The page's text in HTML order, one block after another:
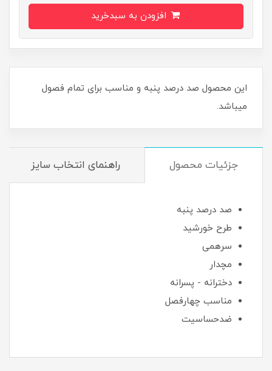
این محصول صد درصد پنبه و مناسب برای تمام فصول
میباشد.
جزئیات محصول راهنمای انتخاب سایز
صد درصد پنبه
طرح خورشید
سرهمی
مچدار
دخترانه - پسرانه
مناسب چهارفصل
ضدحساسیت